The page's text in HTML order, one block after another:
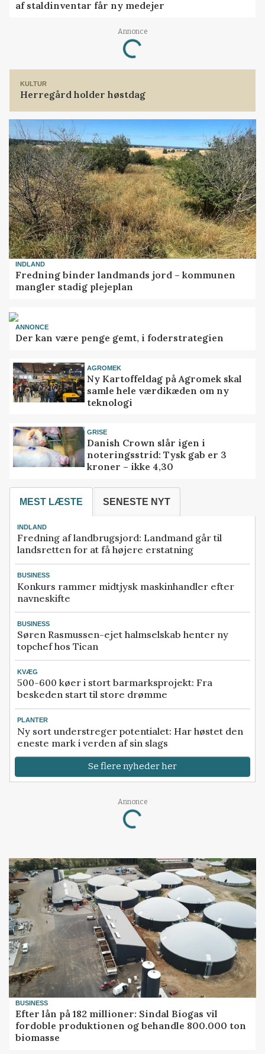
af staldinventar får ny medejer
Annonce
Loading...
KULTUR
Herregård holder høstdag
INDLAND
Fredning binder landmands jord – kommunen
mangler stadig plejeplan
ANNONCE
Der kan være penge gemt, i foderstrategien
AGROMEK
Ny Kartoffeldag på Agromek skal
samle hele værdikæden om ny
teknologi
GRISE
Danish Crown slår igen i
noteringsstrid: Tysk gab er 3
kroner – ikke 4,30
MEST LÆSTE SENESTE NYT
INDLAND
Fredning af landbrugsjord: Landmand går til
landsretten for at få højere erstatning
BUSINESS
Konkurs rammer midtjysk maskinhandler efter
navneskifte
BUSINESS
Søren Rasmussen-ejet halmselskab henter ny
topchef hos Tican
KVÆG
500-600 køer i stort barmarksprojekt: Fra
beskeden start til store drømme
PLANTER
Ny sort understreger potentialet: Har høstet den
eneste mark i verden af sin slags
Se flere nyheder her
Annonce
Loading...
BUSINESS
Efter lån på 182 millioner: Sindal Biogas vil
fordoble produktionen og behandle 800.000 ton
biomasse